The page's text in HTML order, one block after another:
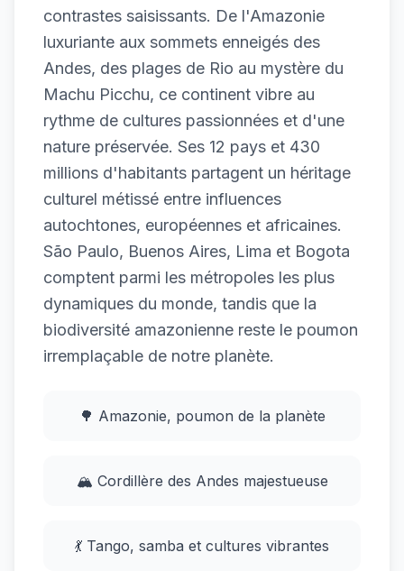
contrastes saisissants. De l'Amazonie
luxuriante aux sommets enneigés des
Andes, des plages de Rio au mystère du
Machu Picchu, ce continent vibre au
rythme de cultures passionnées et d'une
nature préservée. Ses 12 pays et 430
millions d'habitants partagent un héritage
culturel métissé entre influences
autochtones, européennes et africaines.
São Paulo, Buenos Aires, Lima et Bogota
comptent parmi les métropoles les plus
dynamiques du monde, tandis que la
biodiversité amazonienne reste le poumon
irremplaçable de notre planète.
🌳 Amazonie, poumon de la planète
🏔️ Cordillère des Andes majestueuse
💃 Tango, samba et cultures vibrantes